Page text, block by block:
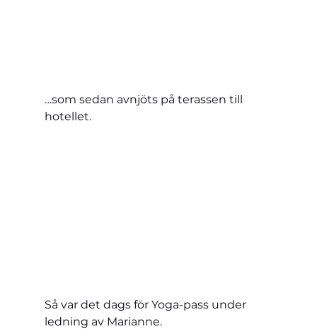
…som sedan avnjöts på terassen till
hotellet.
Så var det dags för Yoga-pass under
ledning av Marianne.